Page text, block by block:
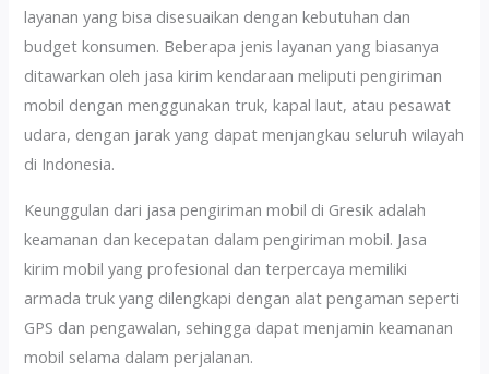
layanan yang bisa disesuaikan dengan kebutuhan dan
budget konsumen. Beberapa jenis layanan yang biasanya
ditawarkan oleh jasa kirim kendaraan meliputi pengiriman
mobil dengan menggunakan truk, kapal laut, atau pesawat
udara, dengan jarak yang dapat menjangkau seluruh wilayah
di Indonesia.
Keunggulan dari jasa pengiriman mobil di Gresik adalah
keamanan dan kecepatan dalam pengiriman mobil. Jasa
kirim mobil yang profesional dan terpercaya memiliki
armada truk yang dilengkapi dengan alat pengaman seperti
GPS dan pengawalan, sehingga dapat menjamin keamanan
mobil selama dalam perjalanan.